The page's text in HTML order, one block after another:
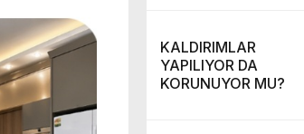
KALDIRIMLAR
YAPILIYOR DA
KORUNUYOR MU?